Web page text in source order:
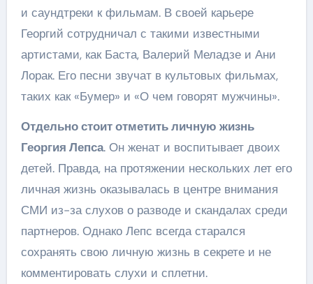
и саундтреки к фильмам. В своей карьере
Георгий сотрудничал с такими известными
артистами, как Баста, Валерий Меладзе и Ани
Лорак. Его песни звучат в культовых фильмах,
таких как «Бумер» и «О чем говорят мужчины».
Отдельно стоит отметить личную жизнь
Георгия Лепса. Он женат и воспитывает двоих
детей. Правда, на протяжении нескольких лет его
личная жизнь оказывалась в центре внимания
СМИ из-за слухов о разводе и скандалах среди
партнеров. Однако Лепс всегда старался
сохранять свою личную жизнь в секрете и не
комментировать слухи и сплетни.